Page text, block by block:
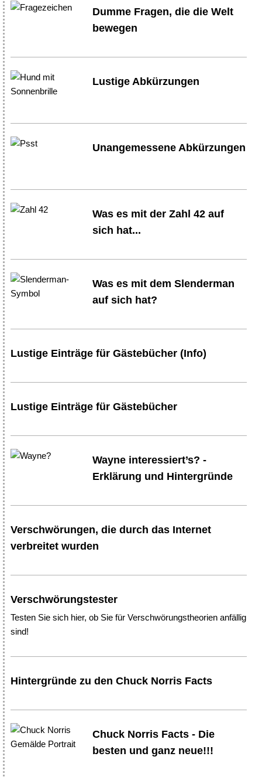
Dumme Fragen, die die Welt
bewegen
Lustige Abkürzungen
Unangemessene Abkürzungen
Was es mit der Zahl 42 auf
sich hat...
Was es mit dem Slenderman
auf sich hat?
Lustige Einträge für Gästebücher (Info)
Lustige Einträge für Gästebücher
Wayne interessiert’s? -
Erklärung und Hintergründe
Verschwörungen, die durch das Internet
verbreitet wurden
Verschwörungstester
Testen Sie sich hier, ob Sie für Verschwörungstheorien anfällig
sind!
Hintergründe zu den Chuck Norris Facts
Chuck Norris Facts - Die
besten und ganz neue!!!